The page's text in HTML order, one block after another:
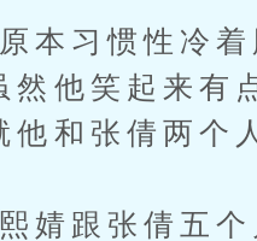
习惯性冷着
然他笑起来有
他和张倩两个
跟张倩五个